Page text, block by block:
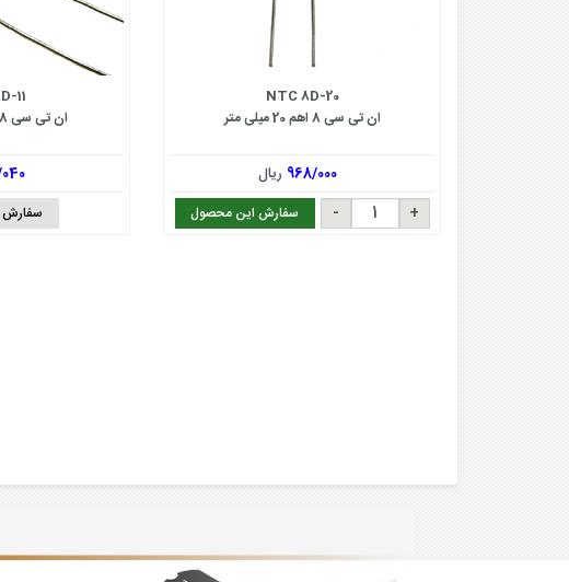
NTC 8D-20
ان تی سی 8 اهم 20 میلی متر
968/000 ریال
سفارش این محصول
11
ان تی سی 8 اهم 11 میلی متر